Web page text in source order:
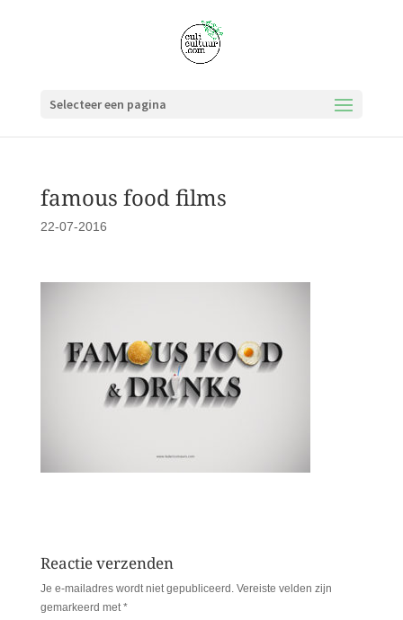
Selecteer een pagina
famous food films
22-07-2016
Reactie verzenden
Je e-mailadres wordt niet gepubliceerd. Vereiste velden zijn
gemarkeerd met*